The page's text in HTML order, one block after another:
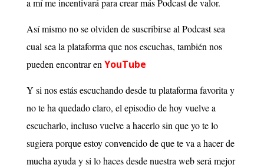
a mí me incentivará para crear más Podcast de valor.
Así mismo no se olviden de suscribirse al Podcast sea
cual sea la plataforma que nos escuchas, también nos
pueden encontrar en YouTube
Y si nos estás escuchando desde tu plataforma favorita y
no te ha quedado claro, el episodio de hoy vuelve a
escucharlo, incluso vuelve a hacerlo sin que yo te lo
sugiera porque estoy convencido de que te va a hacer de
mucha ayuda y si lo haces desde nuestra web será mejor